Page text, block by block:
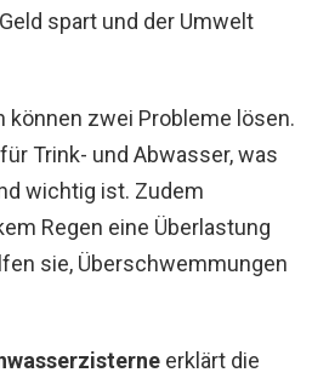
spart und der Umwelt
zwei Probleme lösen.
Trink- und Abwasser, was
wichtig ist. Zudem
Regen eine Überlastung
sie, Überschwemmungen
erklärt die